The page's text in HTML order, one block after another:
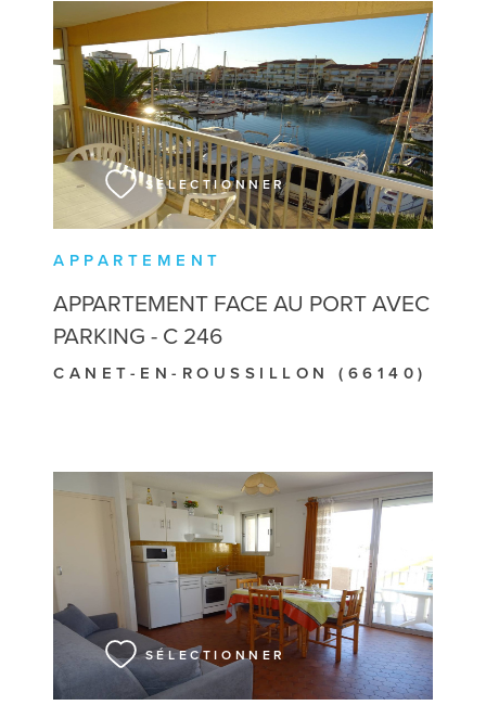
APPARTEMENT
APPARTEMENT FACE AU PORT AVEC
PARKING - C 246
CANET-EN-ROUSSILLON (66140)
SÉLECTIONNER
VOIR LE BIEN
SÉLECTIONNER
VOIR LE BIEN